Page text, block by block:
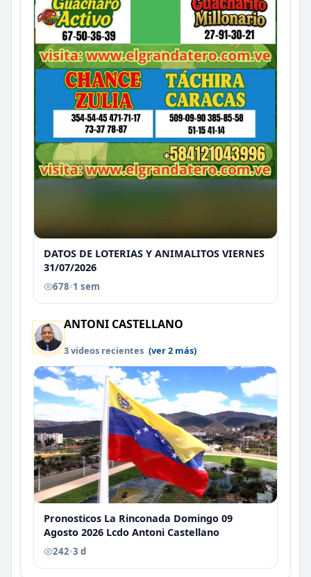
DATOS DE LOTERIAS Y ANIMALITOS VIERNES
31/07/2026
678•1 sem
ANTONI CASTELLANO
3 videos recientes (ver 2 más)
Pronosticos La Rinconada Domingo 09
Agosto 2026 Lcdo Antoni Castellano
242•3 d